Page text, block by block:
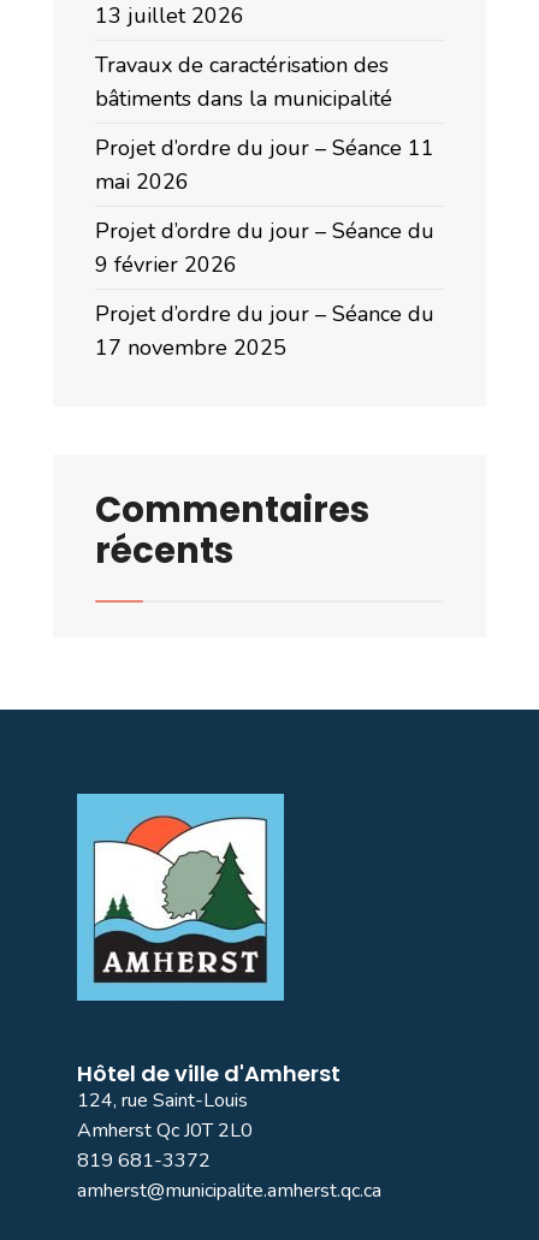
13 juillet 2026
Travaux de caractérisation des
bâtiments dans la municipalité
Projet d’ordre du jour – Séance 11
mai 2026
Projet d’ordre du jour – Séance du
9 février 2026
Projet d’ordre du jour – Séance du
17 novembre 2025
Commentaires
récents
Hôtel de ville d'Amherst
124, rue Saint-Louis
Amherst Qc J0T 2L0
819 681-3372
amherst@municipalite.amherst.qc.ca